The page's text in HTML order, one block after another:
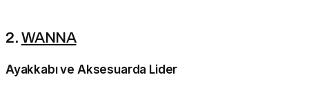
2. WANNA
Ayakkabı ve Aksesuarda Lider